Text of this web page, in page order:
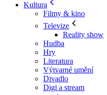
Kultura
Filmy & kino
Televize
Reality show
Hudba
Hry
Literatura
Výtvarné umění
Divadlo
Digi a stream